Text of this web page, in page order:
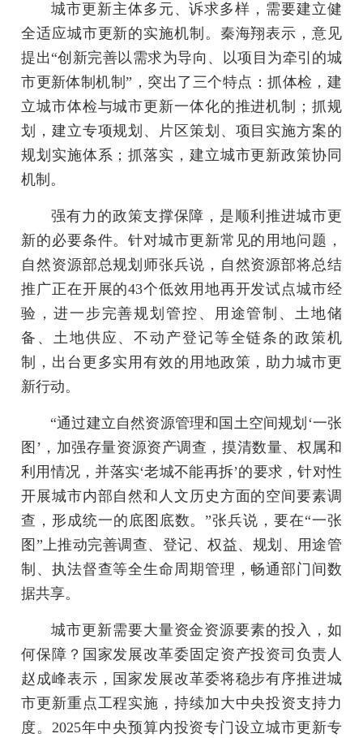
城市更新主体多元、诉求多样，需要建立健
全适应城市更新的实施机制。秦海翔表示，意见
提出“创新完善以需求为导向、以项目为牵引的城
市更新体制机制”，突出了三个特点：抓体检，建
立城市体检与城市更新一体化的推进机制；抓规
划，建立专项规划、片区策划、项目实施方案的
规划实施体系；抓落实，建立城市更新政策协同
机制。
强有力的政策支撑保障，是顺利推进城市更
新的必要条件。针对城市更新常见的用地问题，
自然资源部总规划师张兵说，自然资源部将总结
推广正在开展的43个低效用地再开发试点城市经
验，进一步完善规划管控、用途管制、土地储
备、土地供应、不动产登记等全链条的政策机
制，出台更多实用有效的用地政策，助力城市更
新行动。
“通过建立自然资源管理和国土空间规划‘一张
图’，加强存量资源资产调查，摸清数量、权属和
利用情况，并落实‘老城不能再拆’的要求，针对性
开展城市内部自然和人文历史方面的空间要素调
查，形成统一的底图底数。”张兵说，要在“一张
图”上推动完善调查、登记、权益、规划、用途管
制、执法督查等全生命周期管理，畅通部门间数
据共享。
城市更新需要大量资金资源要素的投入，如
何保障？国家发展改革委固定资产投资司负责人
赵成峰表示，国家发展改革委将稳步有序推进城
市更新重点工程实施，持续加大中央投资支持力
度。2025年中央预算内投资专门设立城市更新专